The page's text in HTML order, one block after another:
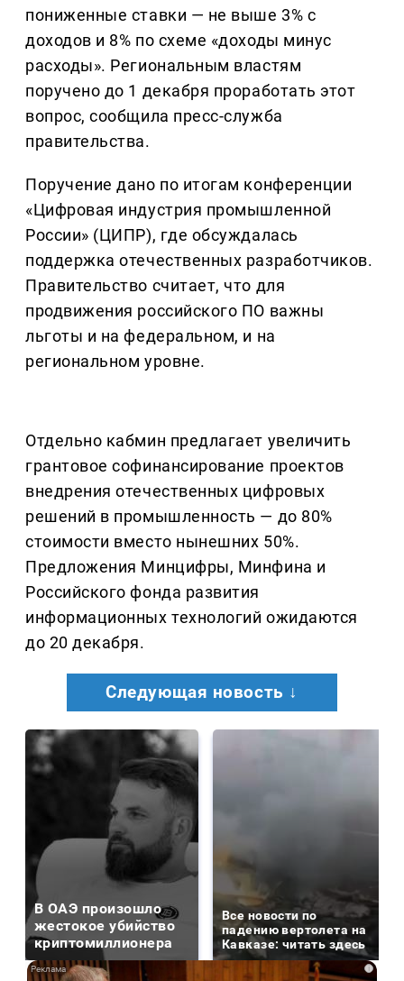
пониженные ставки — не выше 3% с
доходов и 8% по схеме «доходы минус
расходы». Региональным властям
поручено до 1 декабря проработать этот
вопрос, сообщила пресс-служба
правительства.
Поручение дано по итогам конференции
«Цифровая индустрия промышленной
России» (ЦИПР), где обсуждалась
поддержка отечественных разработчиков.
Правительство считает, что для
продвижения российского ПО важны
льготы и на федеральном, и на
региональном уровне.
Отдельно кабмин предлагает увеличить
грантовое софинансирование проектов
внедрения отечественных цифровых
решений в промышленность — до 80%
стоимости вместо нынешних 50%.
Предложения Минцифры, Минфина и
Российского фонда развития
информационных технологий ожидаются
до 20 декабря.
Следующая новость ↓
В ОАЭ произошло
жестокое убийство
криптомиллионера
Все новости по
падению вертолета на
Кавказе: читать здесь
i